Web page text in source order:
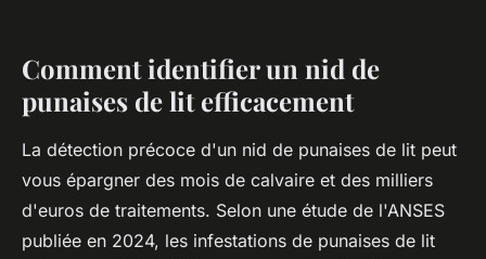
Comment identifier un nid de
punaises de lit efficacement
La détection précoce d'un nid de punaises de lit peut
vous épargner des mois de calvaire et des milliers
d'euros de traitements. Selon une étude de l'ANSES
publiée en 2024, les infestations de punaises de lit